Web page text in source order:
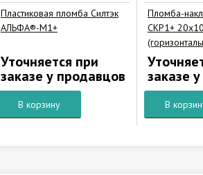
Пластиковая пломба Силтэк
АЛЬФА®-М1+
Уточняется при
заказе у продавцов
В корзину
Пломба-
СКР1+
заказе
В